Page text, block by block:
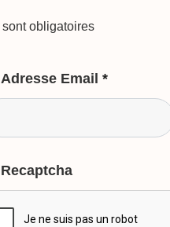
sont obligatoires
Adresse Email *
Recaptcha